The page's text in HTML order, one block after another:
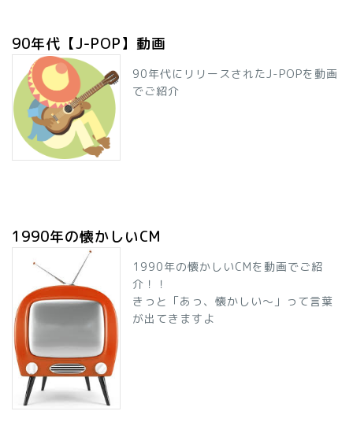
90年代【J-POP】動画
90年代にリリースされたJ-POPを動画
でご紹介
1990年の懐かしいCM
1990年の懐かしいCMを動画でご紹
介！！
きっと「あっ、懐かしい～」って言葉
が出てきますよ